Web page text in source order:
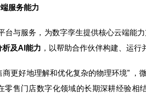
服务能力
台与服务，为数字孪生提供核心云端能
析及AI能力 ，以帮助合作伙伴构建、运行
商更好地理解和优化复杂的物理环境”
零售门店数字化领域的长期深耕经验